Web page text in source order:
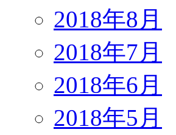
2018年8月
2018年7月
2018年6月
2018年5月